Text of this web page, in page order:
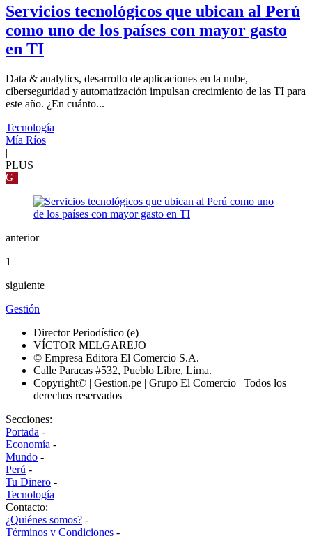
Servicios tecnológicos que ubican al Perú
como uno de los países con mayor gasto
en TI
Data & analytics, desarrollo de aplicaciones en la nube,
ciberseguridad y automatización impulsan crecimiento de las TI para
este año. ¿En cuánto...
Tecnología
Mía Ríos
|
PLUS
G
anterior
1
siguiente
Gestión
Director Periodístico (e)
VÍCTOR MELGAREJO
© Empresa Editora El Comercio S.A.
Calle Paracas #532, Pueblo Libre, Lima.
Copyright© | Gestion.pe | Grupo El Comercio | Todos los
derechos reservados
Secciones:
Portada -
Economía -
Mundo -
Perú -
Tu Dinero -
Tecnología
Contacto:
¿Quiénes somos? -
Términos y Condiciones -